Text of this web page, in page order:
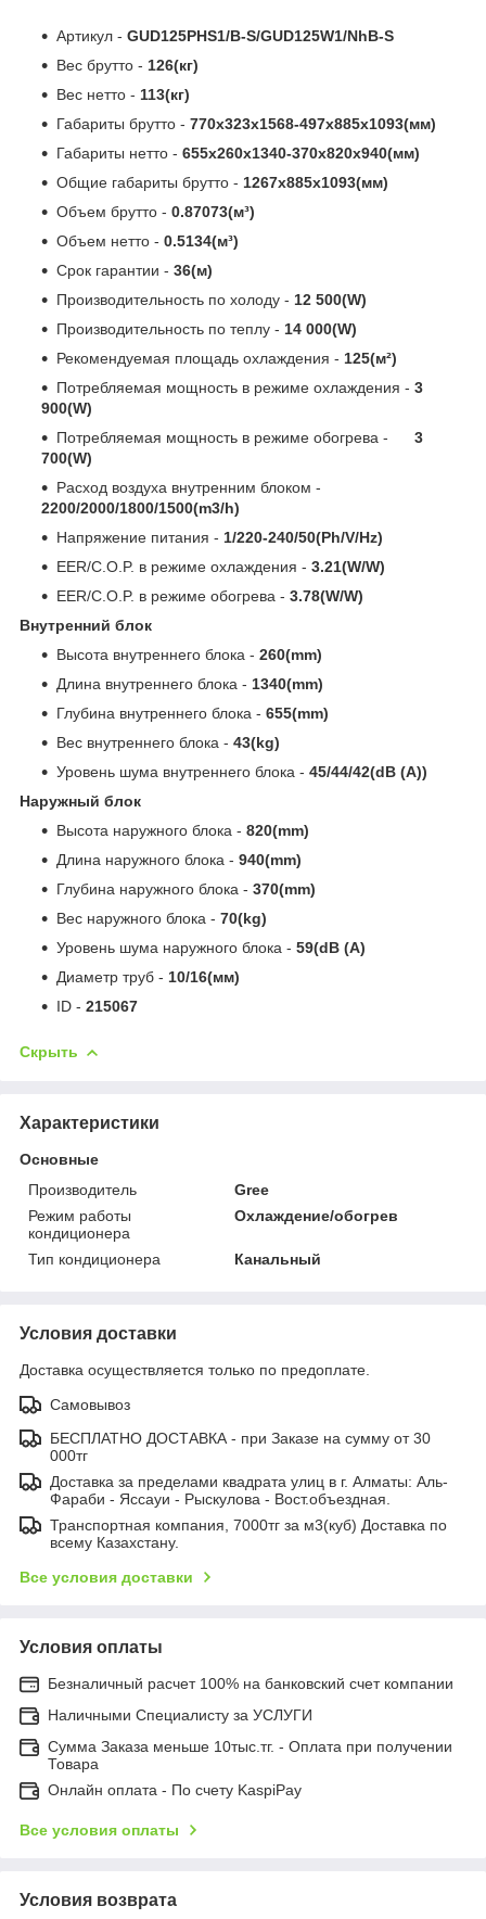
Артикул - GUD125PHS1/B-S/GUD125W1/NhB-S
Вес брутто - 126(кг)
Вес нетто - 113(кг)
Габариты брутто - 770x323x1568-497x885x1093(мм)
Габариты нетто - 655x260x1340-370x820x940(мм)
Общие габариты брутто - 1267x885x1093(мм)
Объем брутто - 0.87073(м³)
Объем нетто - 0.5134(м³)
Срок гарантии - 36(м)
Производительность по холоду - 12 500(W)
Производительность по теплу - 14 000(W)
Рекомендуемая площадь охлаждения - 125(м²)
Потребляемая мощность в режиме охлаждения - 3
900(W)
Потребляемая мощность в режиме обогрева - 3
700(W)
Расход воздуха внутренним блоком -
2200/2000/1800/1500(m3/h)
Напряжение питания - 1/220-240/50(Ph/V/Hz)
EER/C.O.P. в режиме охлаждения - 3.21(W/W)
EER/C.O.P. в режиме обогрева - 3.78(W/W)
Внутренний блок
Высота внутреннего блока - 260(mm)
Длина внутреннего блока - 1340(mm)
Глубина внутреннего блока - 655(mm)
Вес внутреннего блока - 43(kg)
Уровень шума внутреннего блока - 45/44/42(dB (A))
Наружный блок
Высота наружного блока - 820(mm)
Длина наружного блока - 940(mm)
Глубина наружного блока - 370(mm)
Вес наружного блока - 70(kg)
Уровень шума наружного блока - 59(dB (A)
Диаметр труб - 10/16(мм)
ID - 215067
Скрыть
Характеристики
Основные
Производитель
Gree
Режим работы
кондиционера
Охлаждение/обогрев
Тип кондиционера Канальный
Условия доставки
Доставка осуществляется только по предоплате.
Самовывоз
БЕСПЛАТНО ДОСТАВКА - при Заказе на сумму от 30
000тг
Доставка за пределами квадрата улиц в г. Алматы: Аль-
Фараби - Яссауи - Рыскулова - Вост.объездная.
Транспортная компания, 7000тг за м3(куб) Доставка по
всему Казахстану.
Все условия доставки
Условия оплаты
Безналичный расчет 100% на банковский счет компании
Наличными Специалисту за УСЛУГИ
Сумма Заказа меньше 10тыс.тг. - Оплата при получении
Товара
Онлайн оплата - По счету KaspiPay
Все условия оплаты
Условия возврата